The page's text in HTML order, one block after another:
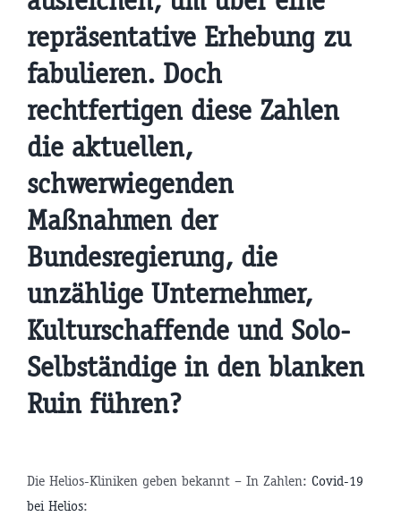
repräsentative Erhebung zu
fabulieren. Doch
rechtfertigen diese Zahlen
die aktuellen,
schwerwiegenden
Maßnahmen der
Bundesregierung, die
unzählige Unternehmer,
Kulturschaffende und Solo-
Selbständige in den blanken
Ruin führen?
Die Helios-Kliniken geben bekannt – In Zahlen: Covid-19
bei Helios: